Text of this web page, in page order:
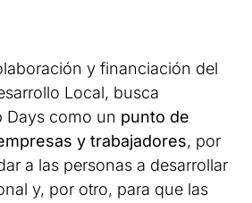
y financiación del
Local, busca
Days como un punto de
y trabajadores, por
a las personas a desarrollar
y, por otro, para que las